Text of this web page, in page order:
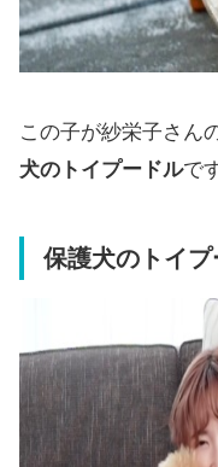
この子が紗栄子さん
犬のトイプードルで
保護犬のトイ